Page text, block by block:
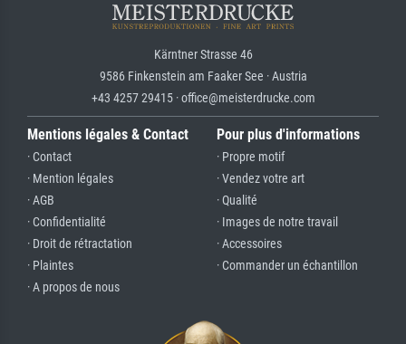
Kärntner Strasse 46
9586 Finkenstein am Faaker See · Austria
+43 4257 29415 · office@meisterdrucke.com
Mentions légales & Contact
· Contact
· Mention légales
· AGB
· Confidentialité
· Droit de rétractation
· Plaintes
· A propos de nous
Pour plus d'informations
· Propre motif
· Vendez votre art
· Qualité
· Images de notre travail
· Accessoires
· Commander un échantillon